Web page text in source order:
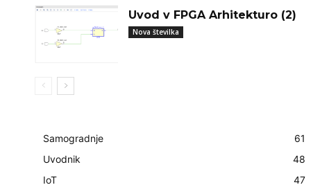
Uvod v FPGA Arhitekturo (2)
Nova številka
Samogradnje
61
Uvodnik
48
IoT
47